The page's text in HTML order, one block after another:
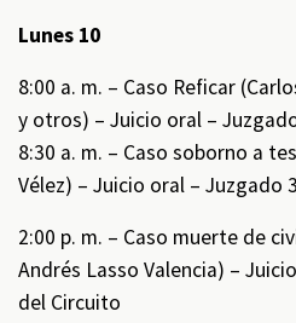
Lunes 10
8:00 a. m. – Caso Reficar
y otros) – Juicio oral –
8:30 a. m. – Caso soborno a
Vélez) – Juicio oral – Juzgado
2:00 p. m. – Caso muerte de
Andrés Lasso Valencia) –
del Circuito